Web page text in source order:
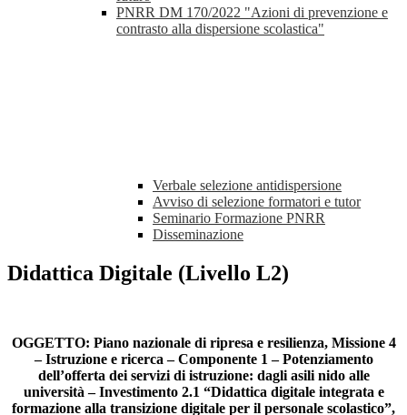
PNRR DM 170/2022 "Azioni di prevenzione e
contrasto alla dispersione scolastica"
Verbale selezione antidispersione
Avviso di selezione formatori e tutor
Seminario Formazione PNRR
Disseminazione
Didattica Digitale (Livello L2)
OGGETTO: Piano nazionale di ripresa e resilienza, Missione 4
– Istruzione e ricerca – Componente 1 – Potenziamento
dell’offerta dei servizi di istruzione: dagli asili nido alle
università – Investimento 2.1 “Didattica digitale integrata e
formazione alla transizione digitale per il personale scolastico”,